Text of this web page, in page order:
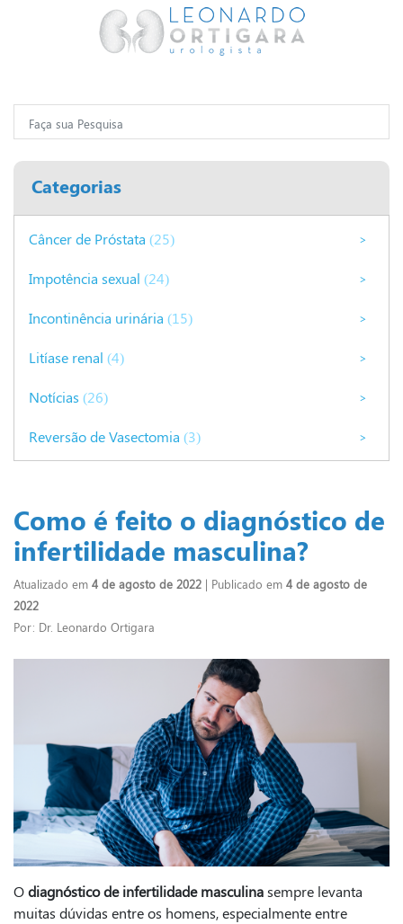
Categorias
Câncer de Próstata (25) >
Impotência sexual (24) >
Incontinência urinária (15) >
Litíase renal (4) >
Notícias (26) >
Reversão de Vasectomia (3) >
Como é feito o diagnóstico de
infertilidade masculina?
Atualizado em 4 de agosto de 2022 | Publicado em 4 de agosto de
2022
Por: Dr. Leonardo Ortigara
Odiagnóstico de infertilidade masculinasempre levanta
muitas dúvidas entre os homens, especialmente entre